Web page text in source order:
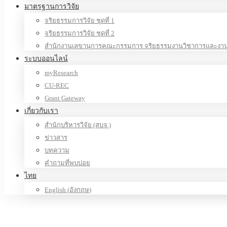
มาตรฐานการวิจัย
จริยธรรมการวิจัย ชุดที่ 1
จริยธรรมการวิจัย ชุดที่ 2
สำนักงานเลขานุการคณะกรรมการ จริยธรรมงานวิชาการและงา
ระบบออนไลน์
myResearch
CU-REC
Grant Gateway
เกี่ยวกับเรา
สำนักบริหารวิจัย (สบจ.)
ข่าวสาร
บทความ
คำถามที่พบบ่อย
ไทย
English (อังกฤษ)